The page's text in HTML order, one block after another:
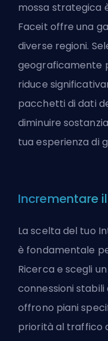
mossa strategica
Faceit offre una
diverse regioni.
geograficamente
riduce
pacchetti di dati
diminuire
tua esperienza di
Incrementare
La scelta del tuo
è fondamentale
Ricerca e scegli
connessioni stabili
offrono piani
priorità al traffico